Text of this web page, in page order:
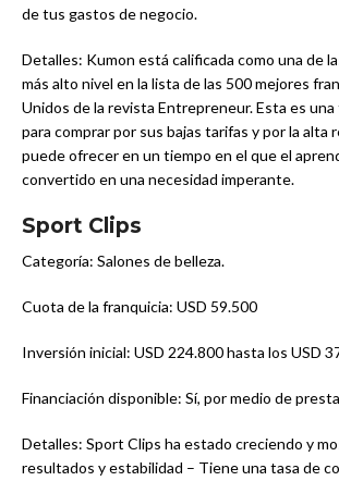
de tus gastos de negocio.
Detalles: Kumon está calificada como una de
más alto nivel en la lista de las 500 mejores
Unidos de la revista Entrepreneur. Esta es una
para comprar por sus bajas tarifas y por la alta
puede ofrecer en un tiempo en el que el
convertido en una necesidad imperante.
Sport Clips
Categoría: Salones de belleza.
Cuota de la franquicia: USD 59.500
Inversión inicial: USD 224.800 hasta los USD
Financiación disponible: Sí, por medio de
Detalles: Sport Clips ha estado creciendo y
resultados y estabilidad – Tiene una tasa de